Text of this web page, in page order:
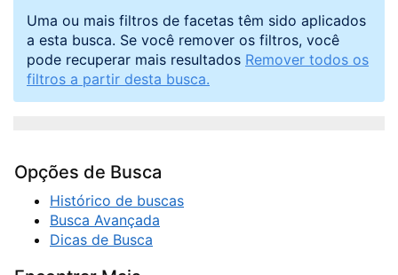
Uma ou mais filtros de facetas têm sido aplicados
a esta busca. Se você remover os filtros, você
pode recuperar mais resultados Remover todos os
filtros a partir desta busca.
Opções de Busca
Histórico de buscas
Busca Avançada
Dicas de Busca